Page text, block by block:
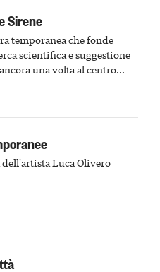
Sirene
temporanea che fonde
scientifica e suggestione
una volta al centro
del passato astigiano
Luca Olivero